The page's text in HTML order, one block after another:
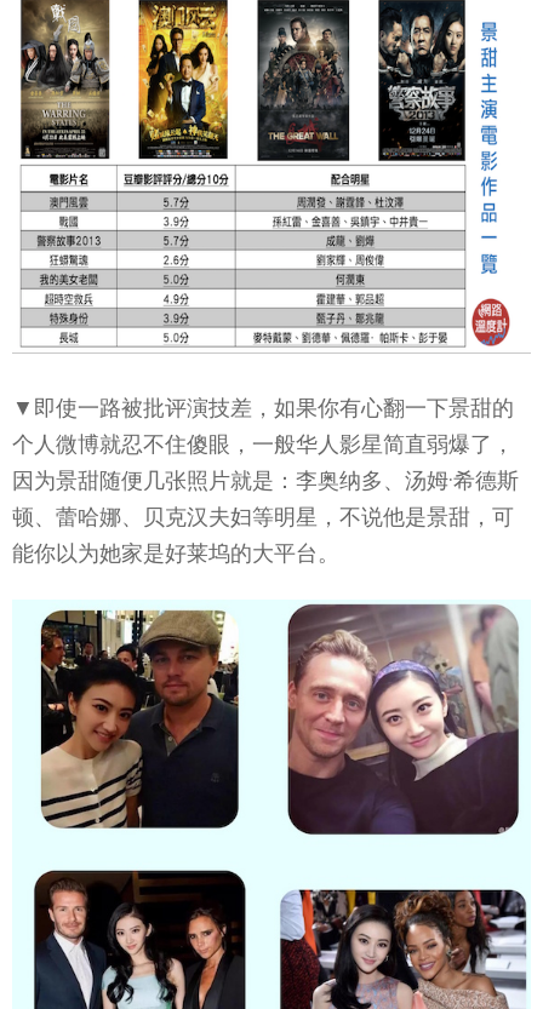
▼即使一路被批评演技差，如果你有心翻一下景甜的
个人微博就忍不住傻眼，一般华人影星简直弱爆了，
因为景甜随便几张照片就是：李奥纳多、汤姆·希德斯
顿、蕾哈娜、贝克汉夫妇等明星，不说他是景甜，可
能你以为她家是好莱坞的大平台。